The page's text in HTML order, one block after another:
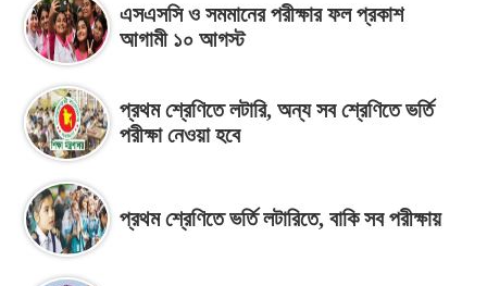
এসএসসি ও সমমানের পরীক্ষার ফল প্রকাশ
আগামী ১০ আগস্ট
প্রথম শ্রেণিতে লটারি, অন্য সব শ্রেণিতে ভর্তি
পরীক্ষা নেওয়া হবে
প্রথম শ্রেণিতে ভর্তি লটারিতে, বাকি সব পরীক্ষায়